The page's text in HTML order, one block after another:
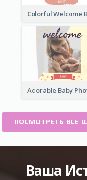
ПОСМОТРЕТЬ ВСЕ
Ваша